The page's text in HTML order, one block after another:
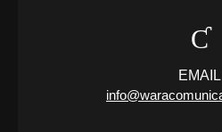
EMAIL